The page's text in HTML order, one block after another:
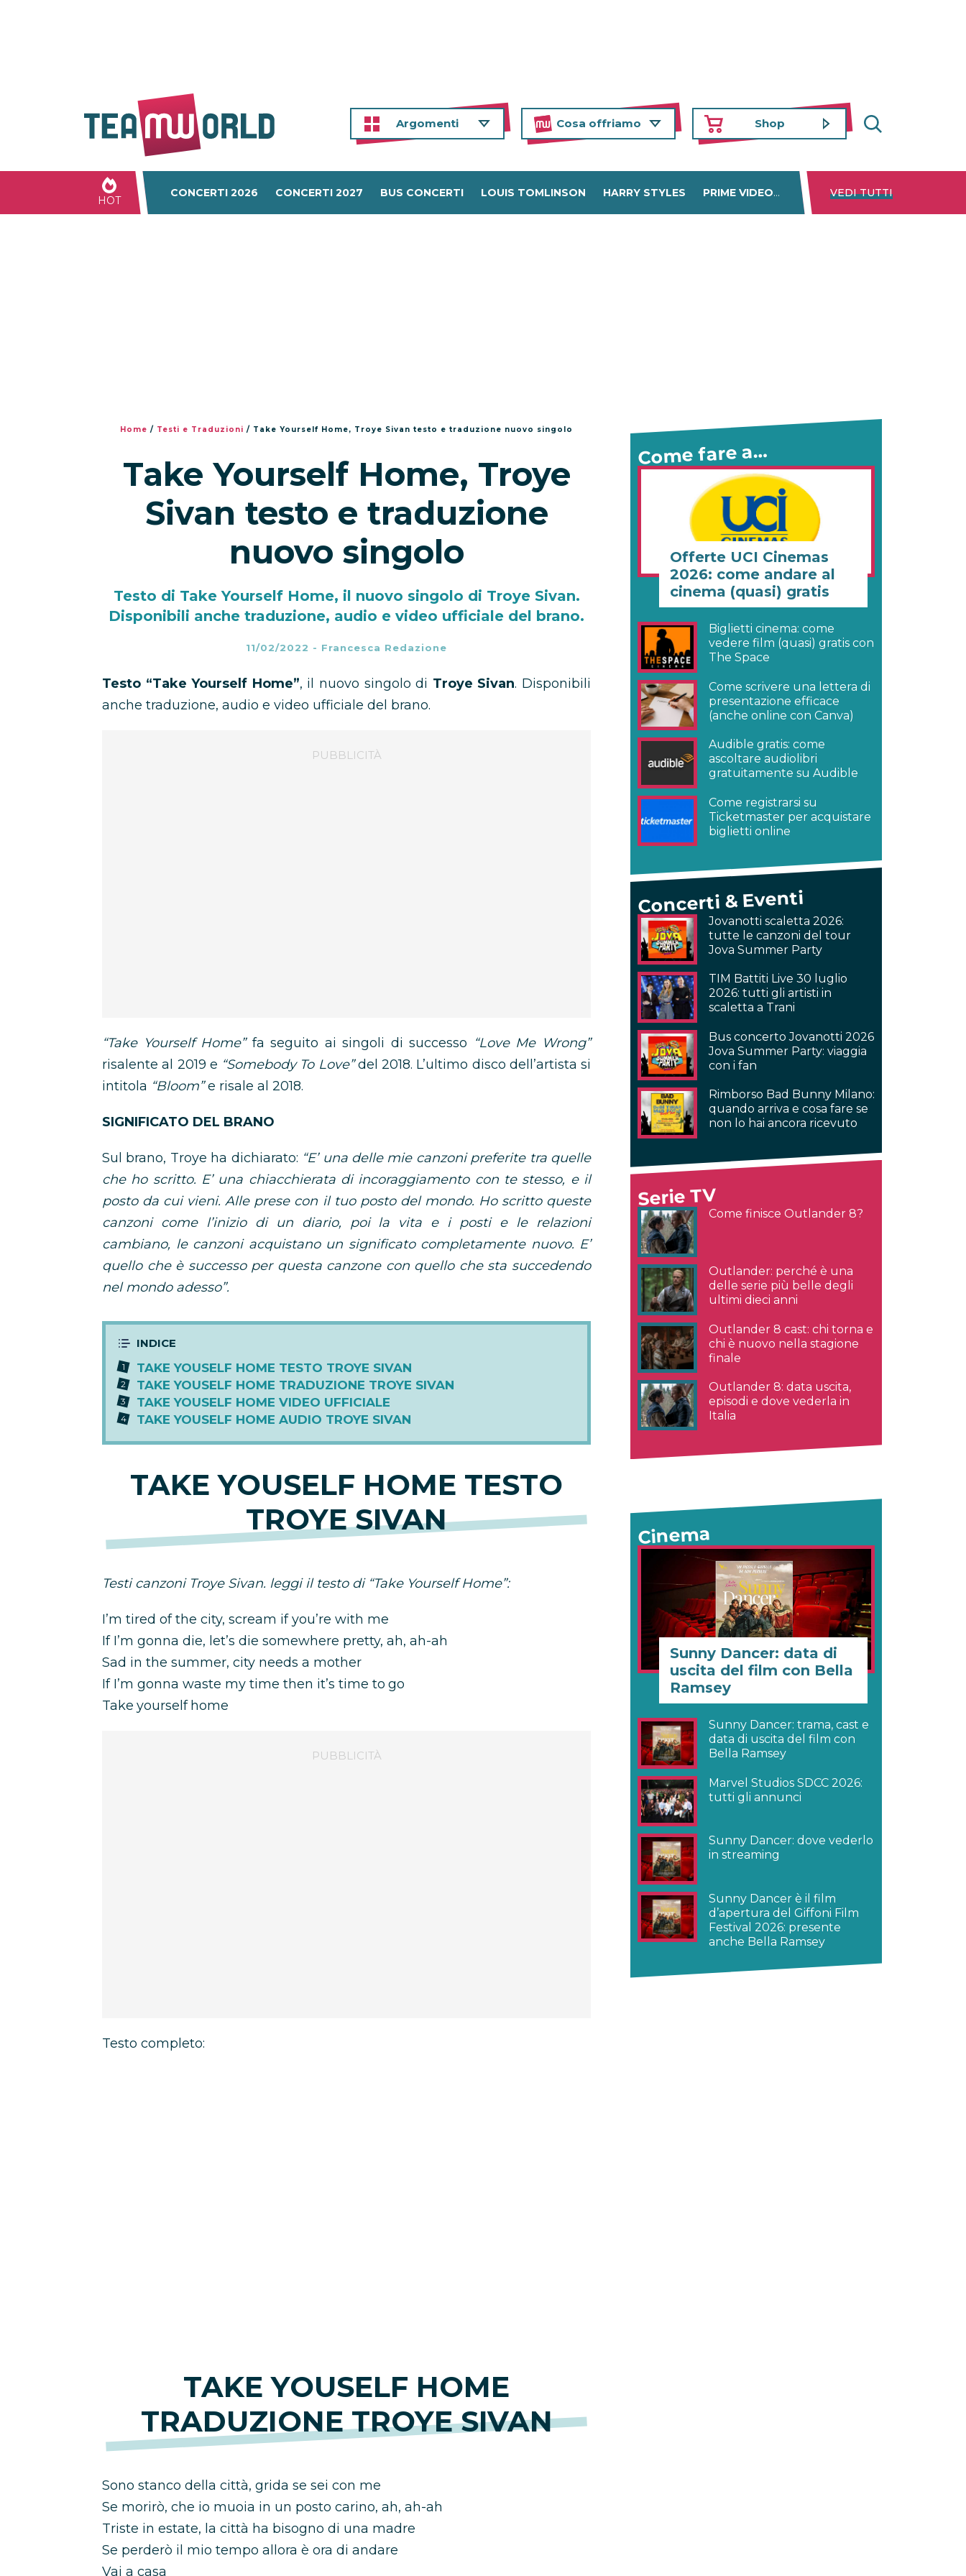
Argomenti Cosa offriamo Shop
HOT
CONCERTI 2026 CONCERTI 2027 BUS CONCERTI LOUIS TOMLINSON HARRY STYLES PRIME VIDEO DISNEY+ NETFLIX
VEDI TUTTI
Home / Testi e Traduzioni / Take Yourself Home, Troye Sivan testo e traduzione nuovo singolo
Take Yourself Home, Troye
Sivan testo e traduzione
nuovo singolo
Testo di Take Yourself Home, il nuovo singolo di Troye Sivan.
Disponibili anche traduzione, audio e video ufficiale del brano.
11/02/2022 - Francesca Redazione
Testo “Take Yourself Home”, il nuovo singolo di Troye Sivan. Disponibili
anche traduzione, audio e video ufficiale del brano.
“Take Yourself Home”fa seguito ai singoli di successo “Love Me Wrong”
risalente al 2019 e “Somebody To Love”del 2018. L’ultimo disco dell’artista si
intitola “Bloom”e risale al 2018.
SIGNIFICATO DEL BRANO
Sul brano, Troye ha dichiarato: “E’ una delle mie canzoni preferite tra quelle
che ho scritto. E’ una chiacchierata di incoraggiamento con te stesso, e il
posto da cui vieni. Alle prese con il tuo posto del mondo. Ho scritto queste
canzoni come l’inizio di un diario, poi la vita e i posti e le relazioni
cambiano, le canzoni acquistano un significato completamente nuovo. E’
quello che è successo per questa canzone con quello che sta succedendo
nel mondo adesso”.
TAKE YOUSELF HOME TESTO TROYE SIVAN
TAKE YOUSELF HOME TRADUZIONE TROYE SIVAN
TAKE YOUSELF HOME VIDEO UFFICIALE
TAKE YOUSELF HOME AUDIO TROYE SIVAN
TAKE YOUSELF HOME TESTO
TROYE SIVAN
Testi canzoni Troye Sivan. leggi il testo di “Take Yourself Home”:
I’m tired of the city, scream if you’re with me
If I’m gonna die, let’s die somewhere pretty, ah, ah-ah
Sad in the summer, city needs a mother
If I’m gonna waste my time then it’s time to go
Take yourself home
Testo completo:
TAKE YOUSELF HOME
TRADUZIONE TROYE SIVAN
Sono stanco della città, grida se sei con me
Se morirò, che io muoia in un posto carino, ah, ah-ah
Triste in estate, la città ha bisogno di una madre
Se perderò il mio tempo allora è ora di andare
Vai a casa
Come fare a…
Offerte UCI Cinemas
2026: come andare al
cinema (quasi) gratis
Biglietti cinema: come
vedere film (quasi) gratis con
The Space
Come scrivere una lettera di
presentazione efficace
(anche online con Canva)
Audible gratis: come
ascoltare audiolibri
gratuitamente su Audible
Come registrarsi su
Ticketmaster per acquistare
biglietti online
Concerti & Eventi
Jovanotti scaletta 2026:
tutte le canzoni del tour
Jova Summer Party
TIM Battiti Live 30 luglio
2026: tutti gli artisti in
scaletta a Trani
Bus concerto Jovanotti 2026
Jova Summer Party: viaggia
con i fan
Rimborso Bad Bunny Milano:
quando arriva e cosa fare se
non lo hai ancora ricevuto
Serie TV
Come finisce Outlander 8?
Outlander: perché è una
delle serie più belle degli
ultimi dieci anni
Outlander 8 cast: chi torna e
chi è nuovo nella stagione
finale
Outlander 8: data uscita,
episodi e dove vederla in
Italia
Cinema
Sunny Dancer: data di
uscita del film con Bella
Ramsey
Sunny Dancer: trama, cast e
data di uscita del film con
Bella Ramsey
Marvel Studios SDCC 2026:
tutti gli annunci
Sunny Dancer: dove vederlo
in streaming
Sunny Dancer è il film
d’apertura del Giffoni Film
Festival 2026: presente
anche Bella Ramsey